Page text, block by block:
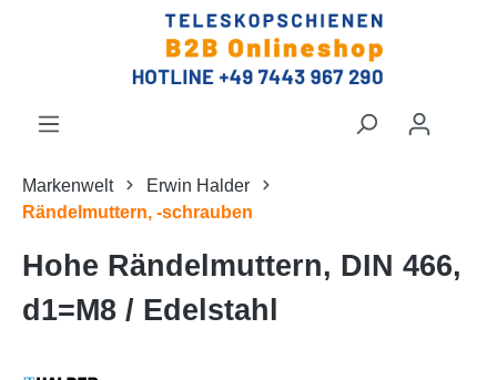
Markenwelt
Erwin Halder
Rändelmuttern, -schrauben
Hohe Rändelmuttern, DIN 466,
d1=M8 / Edelstahl